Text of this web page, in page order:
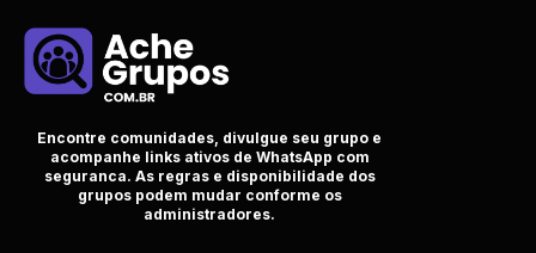
Encontre comunidades, divulgue seu grupo e
acompanhe links ativos de WhatsApp com
seguranca. As regras e disponibilidade dos
grupos podem mudar conforme os
administradores.